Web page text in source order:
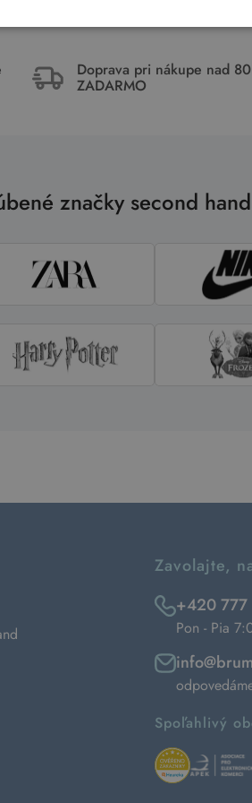
Doprava pri nákupe nad
ZADARMO
značky second
Zavolajte,
+420 777
Pon - Pia
Spoľahlivý